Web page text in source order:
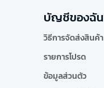
บัญชีของฉัน
วิธีการจัดส่งสินค้า
รายการโปรด
ข้อมูลส่วนตัว